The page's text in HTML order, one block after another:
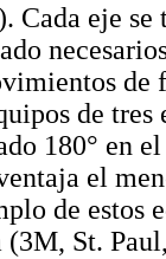
Cada eje
de
de
180° en
el
de estos
St.